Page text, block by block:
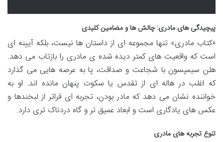
پیچیدگی های مادری: چالش ها و مضامین کلیدی
«کتاب مادری» تنها مجموعه ای از داستان ها نیست، بلکه آیینه ای
است که واقعیت های کمتر دیده شده ی مادری را بازتاب می دهد.
هلن سیمپسون با شجاعت و صداقت، پا به عرصه هایی می گذارد
که اغلب در هاله ای از تقدس یا سکوت پنهان مانده اند. او به
خواننده نشان می دهد که مادر بودن، تجربه ای فراتر از لبخندها و
عکس های یادگاری است و ابعاد عمیق تر و گاه دردناک تری دارد.
تنوع تجربه های مادری